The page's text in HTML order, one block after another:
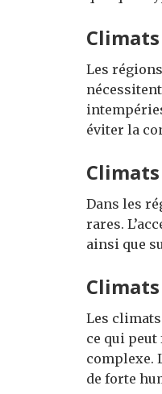
Les
éviter la
Dans les
rares.
ainsi que
Les
ce qui
complexe.
de forte